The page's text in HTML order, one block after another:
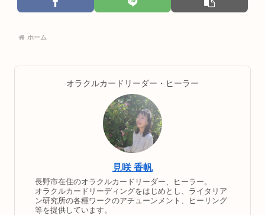
ホーム
オラクルカードリーダー・ヒーラー
見咲 香帆
長野市在住のオラクルカードリーダー、ヒーラー。
オラクルカードリーディングをはじめとし、ライタリア
ン研究所の各種ワークのアチューンメント、ヒーリング
等を提供しています。